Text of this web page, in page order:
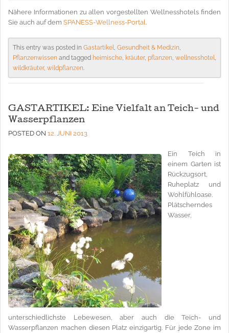
Nähere Informationen zu allen vorgestellten Wellnesshotels finden
Sie auch auf dem SPANESS-Wellness-Portal .
This entry was posted in Gastartikel, Gesundheit & Medizin,
Pflanzenwissen and tagged heimische, kräuter, pflanzen, wellnesshotel,
wildkräuter, wildpflanzen.
GASTARTIKEL: Eine Vielfalt an Teich- und
Wasserpflanzen
POSTED ON 12. JUNI 2013
Ein Teich in
einem Garten ist
Rückzugsort,
Ruheplatz und
Wohlfühloase.
Plätscherndes
Wasser,
unterschiedlichste Lebewesen, aber auch die Teich- und
Wasserpflanzen machen diesen Platz einzigartig. Für jede Zone im